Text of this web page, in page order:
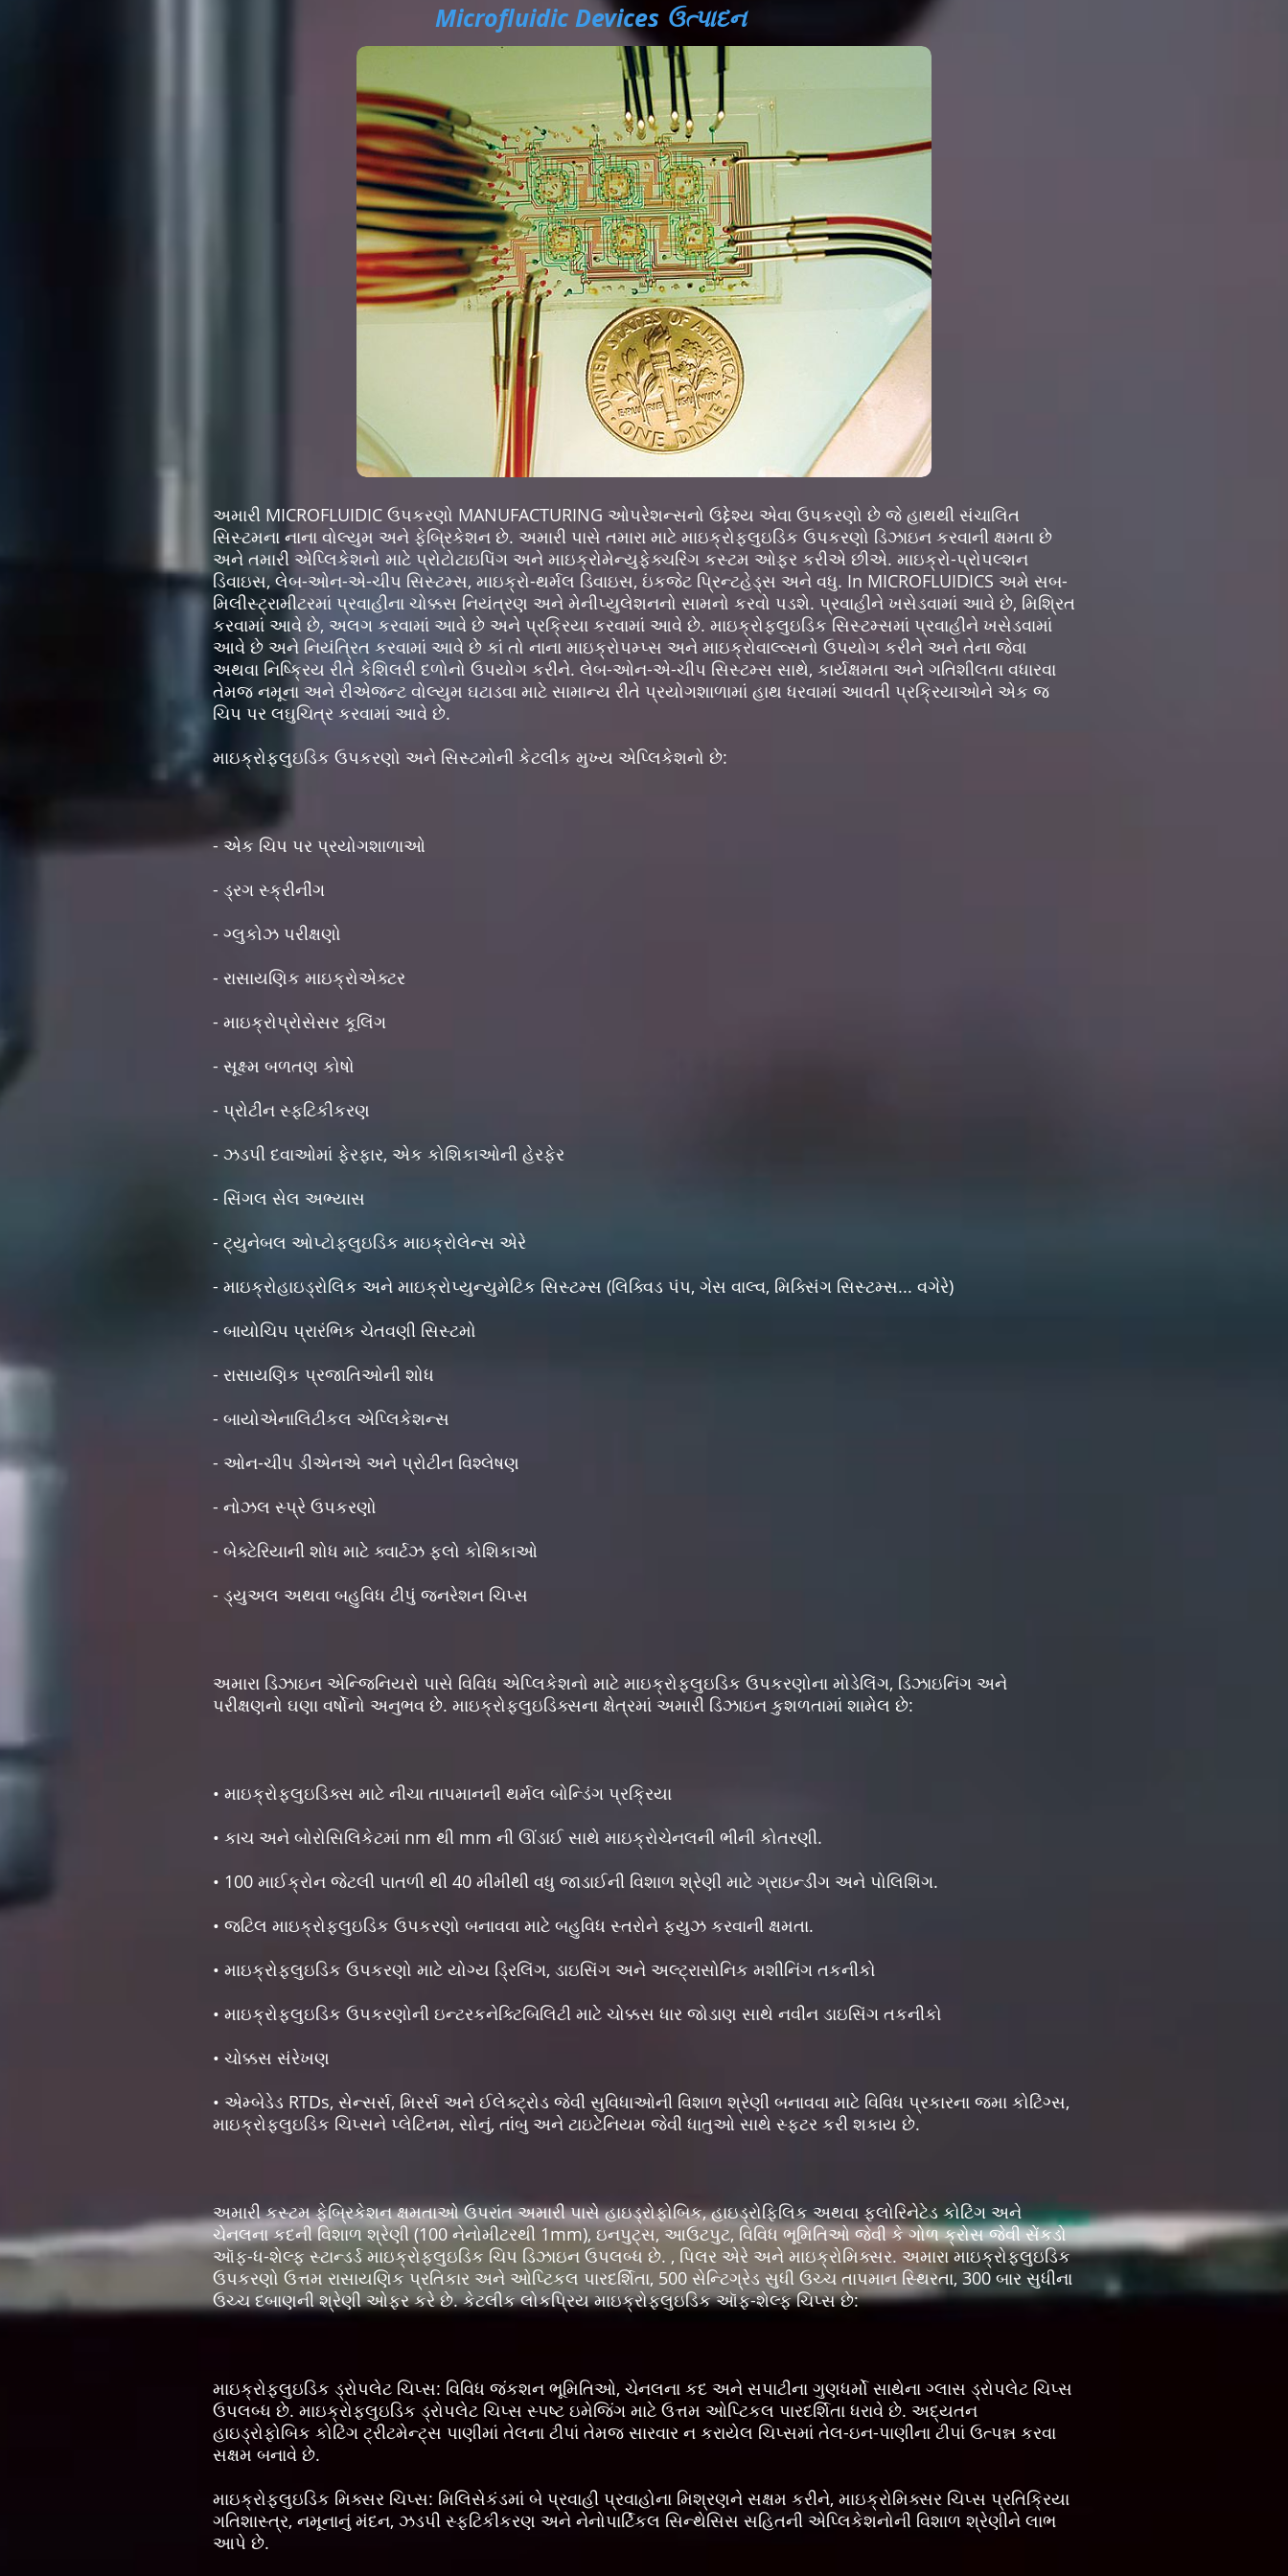
Microfluidic Devices ઉત્પાદન
અમારી MICROFLUIDIC ઉપકરણો MANUFACTURING ઓપરેશન્સનો ઉદ્દેશ્ય એવા ઉપકરણો છે જે હાથથી સંચાલિત
સિસ્ટમના નાના વોલ્યુમ અને ફેબ્રિકેશન છે. અમારી પાસે તમારા માટે માઇક્રોફ્લુઇડિક ઉપકરણો ડિઝાઇન કરવાની ક્ષમતા છે
અને તમારી એપ્લિકેશનો માટે પ્રોટોટાઇપિંગ અને માઇક્રોમેન્યુફેક્ચરિંગ કસ્ટમ ઓફર કરીએ છીએ. માઇક્રો-પ્રોપલ્શન
ડિવાઇસ, લેબ-ઓન-એ-ચીપ સિસ્ટમ્સ, માઇક્રો-થર્મલ ડિવાઇસ, ઇંકજેટ પ્રિન્ટહેડ્સ અને વધુ. In MICROFLUIDICS અમે સબ-
મિલીસ્ટ્રામીટરમાં પ્રવાહીના ચોક્કસ નિયંત્રણ અને મેનીપ્યુલેશનનો સામનો કરવો પડશે. પ્રવાહીને ખસેડવામાં આવે છે, મિશ્રિત
કરવામાં આવે છે, અલગ કરવામાં આવે છે અને પ્રક્રિયા કરવામાં આવે છે. માઇક્રોફ્લુઇડિક સિસ્ટમ્સમાં પ્રવાહીને ખસેડવામાં
આવે છે અને નિયંત્રિત કરવામાં આવે છે કાં તો નાના માઇક્રોપમ્પ્સ અને માઇક્રોવાલ્વ્સનો ઉપયોગ કરીને અને તેના જેવા
અથવા નિષ્ક્રિય રીતે કેશિલરી દળોનો ઉપયોગ કરીને. લેબ-ઓન-એ-ચીપ સિસ્ટમ્સ સાથે, કાર્યક્ષમતા અને ગતિશીલતા વધારવા
તેમજ નમૂના અને રીએજન્ટ વોલ્યુમ ઘટાડવા માટે સામાન્ય રીતે પ્રયોગશાળામાં હાથ ધરવામાં આવતી પ્રક્રિયાઓને એક જ
ચિપ પર લઘુચિત્ર કરવામાં આવે છે.
માઇક્રોફ્લુઇડિક ઉપકરણો અને સિસ્ટમોની કેટલીક મુખ્ય એપ્લિકેશનો છે:
- એક ચિપ પર પ્રયોગશાળાઓ
- ડ્રગ સ્ક્રીનીંગ
- ગ્લુકોઝ પરીક્ષણો
- રાસાયણિક માઇક્રોએક્ટર
- માઇક્રોપ્રોસેસર કૂલિંગ
- સૂક્ષ્મ બળતણ કોષો
- પ્રોટીન સ્ફટિકીકરણ
- ઝડપી દવાઓમાં ફેરફાર, એક કોશિકાઓની હેરફેર
- સિંગલ સેલ અભ્યાસ
- ટ્યુનેબલ ઓપ્ટોફ્લુઇડિક માઇક્રોલેન્સ એરે
- માઇક્રોહાઇડ્રોલિક અને માઇક્રોપ્યુન્યુમેટિક સિસ્ટમ્સ (લિક્વિડ પંપ, ગેસ વાલ્વ, મિક્સિંગ સિસ્ટમ્સ... વગેરે)
- બાયોચિપ પ્રારંભિક ચેતવણી સિસ્ટમો
- રાસાયણિક પ્રજાતિઓની શોધ
- બાયોએનાલિટીકલ એપ્લિકેશન્સ
- ઓન-ચીપ ડીએનએ અને પ્રોટીન વિશ્લેષણ
- નોઝલ સ્પ્રે ઉપકરણો
- બેક્ટેરિયાની શોધ માટે ક્વાર્ટઝ ફ્લો કોશિકાઓ
- ડ્યુઅલ અથવા બહુવિધ ટીપું જનરેશન ચિપ્સ
અમારા ડિઝાઇન એન્જિનિયરો પાસે વિવિધ એપ્લિકેશનો માટે માઇક્રોફ્લુઇડિક ઉપકરણોના મોડેલિંગ, ડિઝાઇનિંગ અને
પરીક્ષણનો ઘણા વર્ષોનો અનુભવ છે. માઇક્રોફ્લુઇડિક્સના ક્ષેત્રમાં અમારી ડિઝાઇન કુશળતામાં શામેલ છે:
• માઇક્રોફ્લુઇડિક્સ માટે નીચા તાપમાનની થર્મલ બોન્ડિંગ પ્રક્રિયા
• કાચ અને બોરોસિલિકેટમાં nm થી mm ની ઊંડાઈ સાથે માઇક્રોચેનલની ભીની કોતરણી.
• 100 માઈક્રોન જેટલી પાતળી થી 40 મીમીથી વધુ જાડાઈની વિશાળ શ્રેણી માટે ગ્રાઇન્ડીંગ અને પોલિશિંગ.
• જટિલ માઇક્રોફ્લુઇડિક ઉપકરણો બનાવવા માટે બહુવિધ સ્તરોને ફ્યુઝ કરવાની ક્ષમતા.
• માઇક્રોફ્લુઇડિક ઉપકરણો માટે યોગ્ય ડ્રિલિંગ, ડાઇસિંગ અને અલ્ટ્રાસોનિક મશીનિંગ તકનીકો
• માઇક્રોફ્લુઇડિક ઉપકરણોની ઇન્ટરકનેક્ટિબિલિટી માટે ચોક્કસ ધાર જોડાણ સાથે નવીન ડાઇસિંગ તકનીકો
• ચોક્કસ સંરેખણ
• એમ્બેડેડ RTDs, સેન્સર્સ, મિરર્સ અને ઈલેક્ટ્રોડ જેવી સુવિધાઓની વિશાળ શ્રેણી બનાવવા માટે વિવિધ પ્રકારના જમા કોટિંગ્સ,
માઇક્રોફ્લુઇડિક ચિપ્સને પ્લેટિનમ, સોનું, તાંબુ અને ટાઇટેનિયમ જેવી ધાતુઓ સાથે સ્ફટર કરી શકાય છે.
અમારી કસ્ટમ ફેબ્રિકેશન ક્ષમતાઓ ઉપરાંત અમારી પાસે હાઇડ્રોફોબિક, હાઇડ્રોફિલિક અથવા ફ્લોરિનેટેડ કોટિંગ અને
ચેનલના કદની વિશાળ શ્રેણી (100 નેનોમીટરથી 1mm), ઇનપુટ્સ, આઉટપુટ, વિવિધ ભૂમિતિઓ જેવી કે ગોળ ક્રોસ જેવી સેંકડો
ઑફ-ધ-શેલ્ફ સ્ટાન્ડર્ડ માઇક્રોફ્લુઇડિક ચિપ ડિઝાઇન ઉપલબ્ધ છે. , પિલર એરે અને માઇક્રોમિક્સર. અમારા માઇક્રોફ્લુઇડિક
ઉપકરણો ઉત્તમ રાસાયણિક પ્રતિકાર અને ઓપ્ટિકલ પારદર્શિતા, 500 સેન્ટિગ્રેડ સુધી ઉચ્ચ તાપમાન સ્થિરતા, 300 બાર સુધીના
ઉચ્ચ દબાણની શ્રેણી ઓફર કરે છે. કેટલીક લોકપ્રિય માઇક્રોફ્લુઇડિક ઑફ-શેલ્ફ ચિપ્સ છે:
માઇક્રોફ્લુઇડિક ડ્રોપલેટ ચિપ્સ: વિવિધ જંકશન ભૂમિતિઓ, ચેનલના કદ અને સપાટીના ગુણધર્મો સાથેના ગ્લાસ ડ્રોપલેટ ચિપ્સ
ઉપલબ્ધ છે. માઇક્રોફ્લુઇડિક ડ્રોપલેટ ચિપ્સ સ્પષ્ટ ઇમેજિંગ માટે ઉત્તમ ઓપ્ટિકલ પારદર્શિતા ધરાવે છે. અદ્યતન
હાઇડ્રોફોબિક કોટિંગ ટ્રીટમેન્ટ્સ પાણીમાં તેલના ટીપાં તેમજ સારવાર ન કરાયેલ ચિપ્સમાં તેલ-ઇન-પાણીના ટીપાં ઉત્પન્ન કરવા
સક્ષમ બનાવે છે.
માઇક્રોફ્લુઇડિક મિક્સર ચિપ્સ: મિલિસેકંડમાં બે પ્રવાહી પ્રવાહોના મિશ્રણને સક્ષમ કરીને, માઇક્રોમિક્સર ચિપ્સ પ્રતિક્રિયા
ગતિશાસ્ત્ર, નમૂનાનું મંદન, ઝડપી સ્ફટિકીકરણ અને નેનોપાર્ટિકલ સિન્થેસિસ સહિતની એપ્લિકેશનોની વિશાળ શ્રેણીને લાભ
આપે છે.